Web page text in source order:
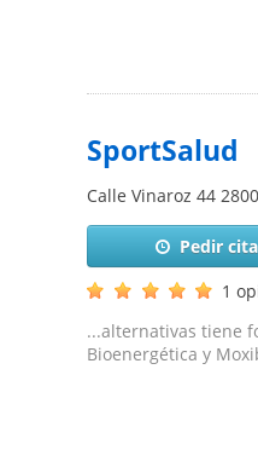
SportSalud
Calle Vinaroz 44
Pedir cita
1
...alternativas tiene
Bioenergética y